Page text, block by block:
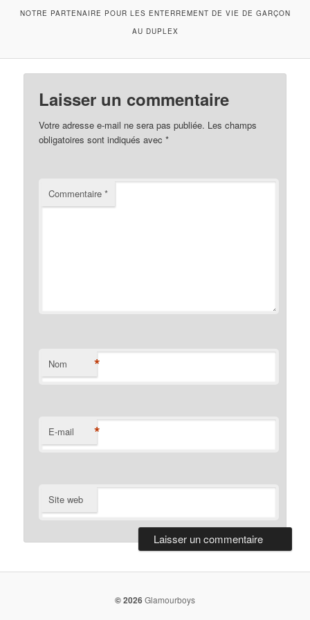
NOTRE PARTENAIRE POUR LES ENTERREMENT DE VIE DE GARÇON
AU DUPLEX
Laisser un commentaire
Votre adresse e-mail ne sera pas publiée. Les champs
obligatoires sont indiqués avec*
Commentaire*
Nom *
E-mail *
Site web
© 2026Glamourboys